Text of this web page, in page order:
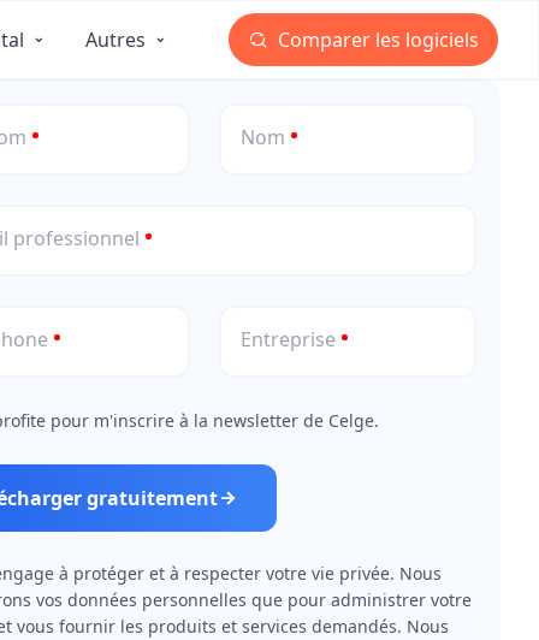
Autres Comparer les logiciels
Nom
professionnel
Entreprise
pour m'inscrire à la newsletter de Celge.
gratuitement
à protéger et à respecter votre vie privée. Nous
vos données personnelles que pour administrer votre
vous fournir les produits et services demandés. Nous